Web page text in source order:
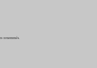
renommés.